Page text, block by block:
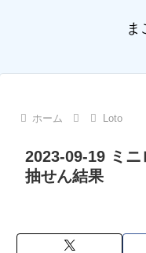
ま
ホーム Loto
2023-09-19 ミ
抽せん結果